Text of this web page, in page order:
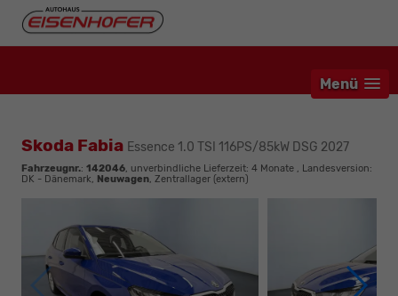
Menü
Skoda Fabia Essence 1.0 TSI 116PS/85kW DSG 2027
Fahrzeugnr.: 142046, unverbindliche Lieferzeit: 4 Monate , Landesversion:
DK - Dänemark, Neuwagen, Zentrallager (extern)